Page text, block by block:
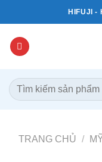
qua
dung
HIFUJI -
Tìm
kiếm:
TRANG CHỦ /